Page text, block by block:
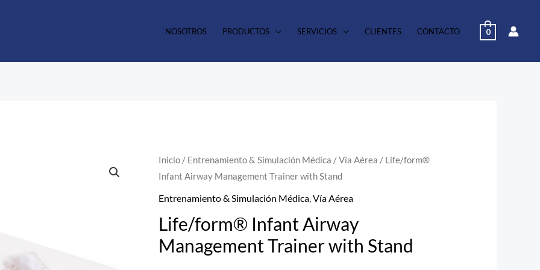
NOSOTROS PRODUCTOS SERVICIOS CLIENTES CONTACTO 0
Inicio / Entrenamiento & Simulación Médica /Vía Aérea / Life/form®
Infant Airway Management Trainer with Stand
Entrenamiento & Simulación Médica,Vía Aérea
Life/form® Infant Airway
Management Trainer with Stand
Life/form®
Infant
Airway
Trainer
with